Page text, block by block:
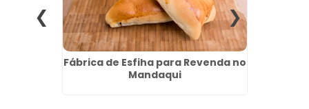
Fábrica de Esfiha para Revenda no
Mandaqui